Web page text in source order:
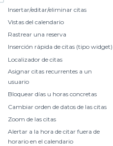
Insertar/editar/eliminar citas
Vistas del calendario
Rastrear una reserva
Inserción rápida de citas (tipo widget)
Localizador de citas
Asignar citas recurrentes a un
usuario
Bloquear días u horas concretas
Cambiar orden de datos de las citas
Zoom de las citas
Alertar a la hora de citar fuera de
horario en el calendario